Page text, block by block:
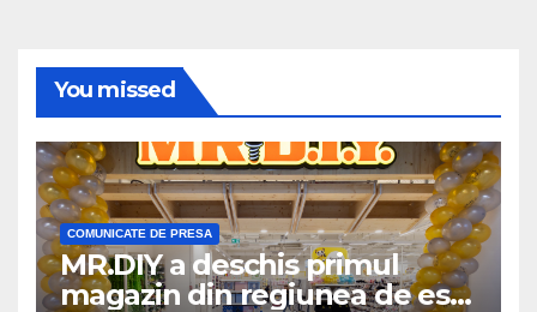
You missed
COMUNICATE DE PRESA
MR.DIY a deschis primul
magazin din regiunea de est,